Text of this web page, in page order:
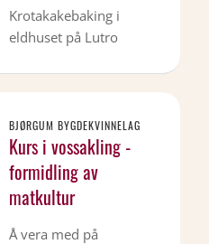
Krotakakebaking i
eldhuset på Lutro
BJØRGUM BYGDEKVINNELAG
Kurs i vossakling -
formidling av
matkultur
Å vera med på